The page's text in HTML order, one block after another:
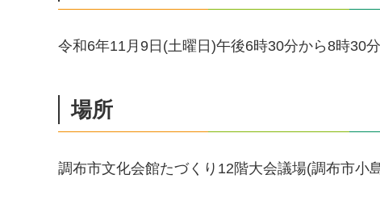
令和6年11月9日(土曜日)午後6時30分から8時30
場所
調布市文化会館たづくり12階大会議場(調布市小